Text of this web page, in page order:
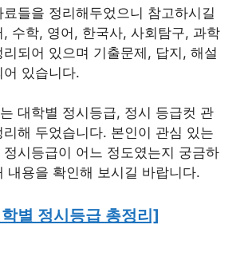
들을 정리해두었으니 참고하시길
, 수학, 영어, 한국사, 사회탐구, 과학
되어 있으며 기출문제, 답지, 해설
있습니다.
대학별 정시등급, 정시 등급컷 관
리해 두었습니다. 본인이 관심 있는
시등급이 어느 정도였는지 궁금하
내용을 확인해 보시길 바랍니다.
별 정시등급 총정리]